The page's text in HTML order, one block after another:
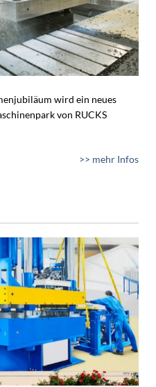
wird ein neues
von RUCKS
>> mehr Infos